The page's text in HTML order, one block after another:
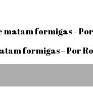
matam formigas –